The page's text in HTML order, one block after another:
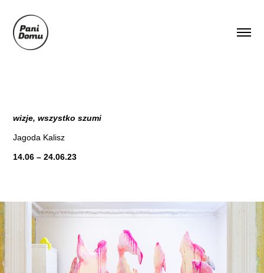
wizje, wszystko szumi
Jagoda Kalisz
14.06 – 24.06.23